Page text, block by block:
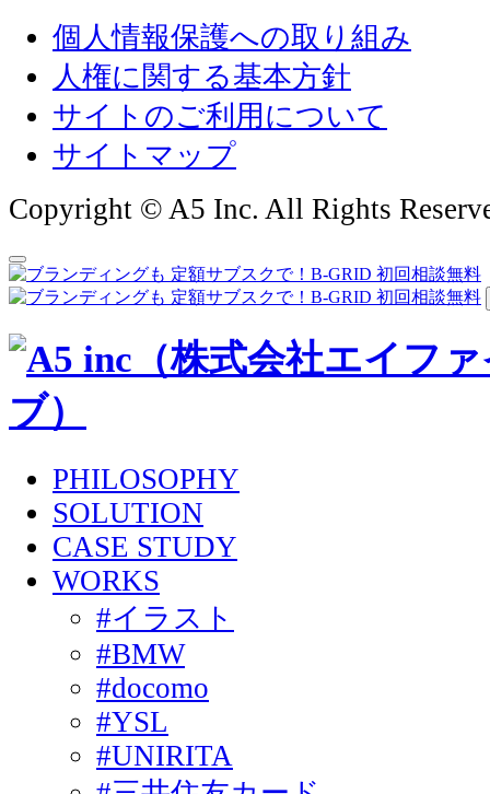
個人情報保護への取り組み
人権に関する基本方針
サイトのご利用について
サイトマップ
Copyright © A5 Inc. All Rights
PHILOSOPHY
SOLUTION
CASE STUDY
WORKS
#イラスト
#BMW
#docomo
#YSL
#UNIRITA